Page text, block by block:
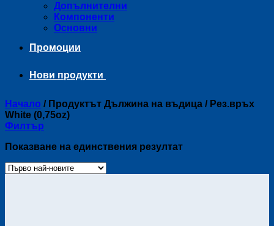
Допълнителни
Компоненти
Основни
Промоции
Нови продукти
Начало /Продуктът Дължина на въдица /Рез.връх
White (0,75oz)
Филтър
Показване на единствения резултат